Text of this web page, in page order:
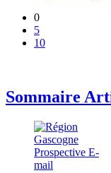
0
5
10
Sommaire